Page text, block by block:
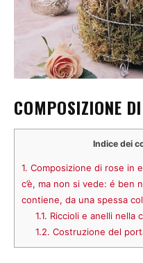
COMPOSIZIONE
Indice dei
1. Composizione di rose in
c’è, ma non si vede: é ben
contiene, da una spessa
1.1. Riccioli e anelli nella
1.2. Costruzione del